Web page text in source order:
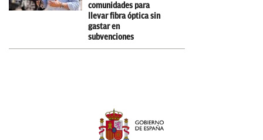
comunidades para
llevar fibra óptica sin
gastar en
subvenciones